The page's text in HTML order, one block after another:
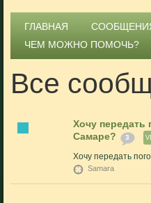
ГЛАВНАЯ
ЧЕМ МОЖНО ПОМОЧЬ?
Все
Хочу передать
Самаре?
3
Хочу передать
Samara